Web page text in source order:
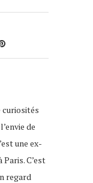
curiosités
de
une ex-
C’est
regard